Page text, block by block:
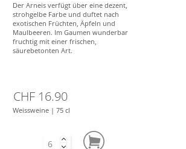
Der Arneis verfügt über eine dezent,
strohgelbe Farbe und duftet nach
exotischen Früchten, Äpfeln und
Maulbeeren. Im Gaumen wunderbar
fruchtig mit einer frischen,
säurebetonten Art.
CHF 16.90
Weissweine | 75 cl